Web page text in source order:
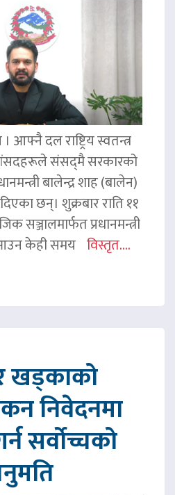
आफ्नै दल राष्ट्रिय स्वतन्त्र
सांसदहरूले संसद्‌मै सरकारको
बालेन्द्र शाह (बालेन)
छन्। शुक्रबार राति ११
सञ्जालमार्फत प्रधानमन्त्री
केही समय विस्तृत....
खड्काको
निवेदनमा
सर्वोच्चको